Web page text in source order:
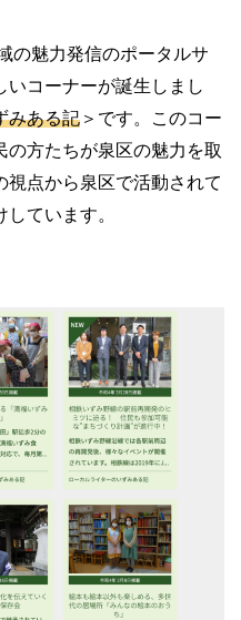
の魅力発信のポータルサ
いコーナーが誕生しまし
みある記 ＞です。このコー
方たちが泉区の魅力を取
点から泉区で活動されて
ています。